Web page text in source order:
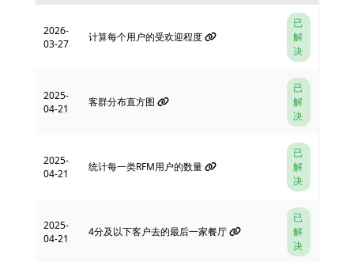
2026-
03-27
计算每个用户的受欢迎程度
已
解
决
2025-
04-21
客群分布直方图
已
解
决
2025-
04-21
统计每一类RFM用户的数量
已
解
决
2025-
04-21
4分及以下客户去的最后一家餐厅
已
解
决